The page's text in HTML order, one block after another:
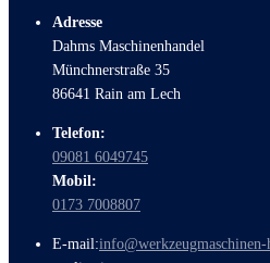
Adresse
Dahms Maschinenhandel
Münchnerstraße 35
86641 Rain am Lech
Telefon:
09081 6049745
Mobil:
0173 7008807
E-mail:info@werkzeugmaschinen-